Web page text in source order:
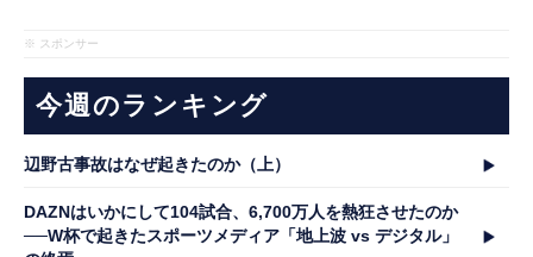
※ スポンサー
今週のランキング
辺野古事故はなぜ起きたのか（上）
DAZNはいかにして104試合、6,700万人を熱狂させたのか
──W杯で起きたスポーツメディア「地上波 vs デジタル」